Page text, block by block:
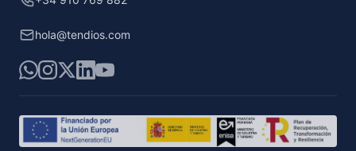
hola@tendios.com
WhatsApp
Instagram
X LinkedIn
YouTube